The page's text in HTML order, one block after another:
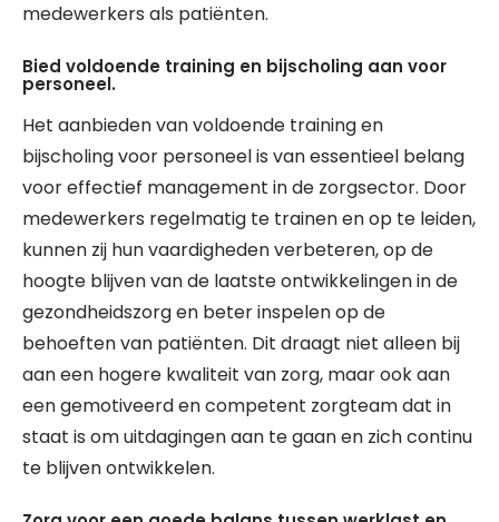
medewerkers als patiënten.
Bied voldoende training en bijscholing aan voor
personeel.
Het aanbieden van voldoende training en
bijscholing voor personeel is van essentieel belang
voor effectief management in de zorgsector. Door
medewerkers regelmatig te trainen en op te leiden,
kunnen zij hun vaardigheden verbeteren, op de
hoogte blijven van de laatste ontwikkelingen in de
gezondheidszorg en beter inspelen op de
behoeften van patiënten. Dit draagt niet alleen bij
aan een hogere kwaliteit van zorg, maar ook aan
een gemotiveerd en competent zorgteam dat in
staat is om uitdagingen aan te gaan en zich continu
te blijven ontwikkelen.